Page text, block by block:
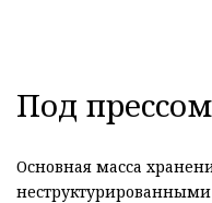
Под
Основная масса